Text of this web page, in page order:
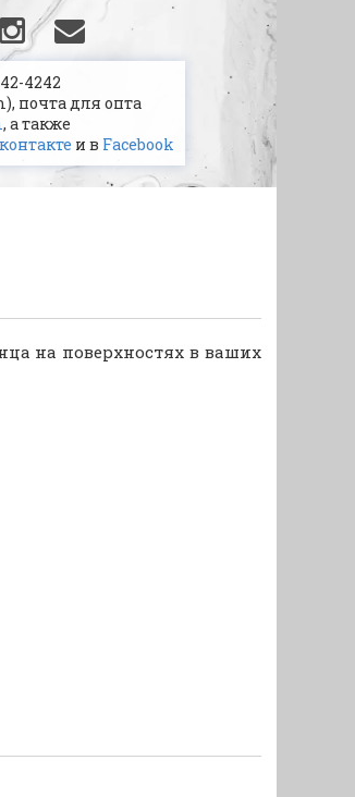
4242
почта для опта
, а также
и в Facebook
на поверхностях в ваших